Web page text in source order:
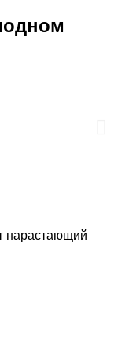
нарастающий